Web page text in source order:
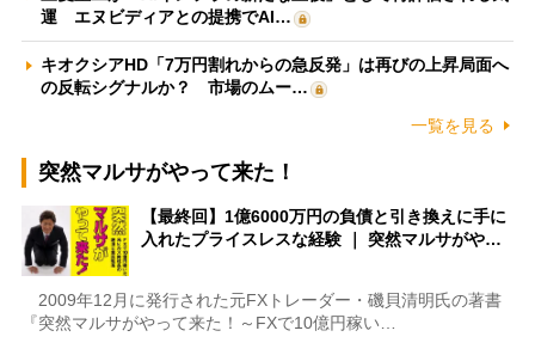
運 エヌビディアとの提携でAI…
キオクシアHD「7万円割れからの急反発」は再びの上昇局面へ
の反転シグナルか？ 市場のムー…
一覧を見る
突然マルサがやって来た！
【最終回】1億6000万円の負債と引き換えに手に
入れたプライスレスな経験 ｜ 突然マルサがや…
2009年12月に発行された元FXトレーダー・磯貝清明氏の著書
『突然マルサがやって来た！～FXで10億円稼い…